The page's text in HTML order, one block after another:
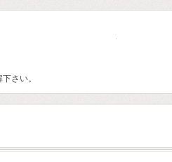
さい。